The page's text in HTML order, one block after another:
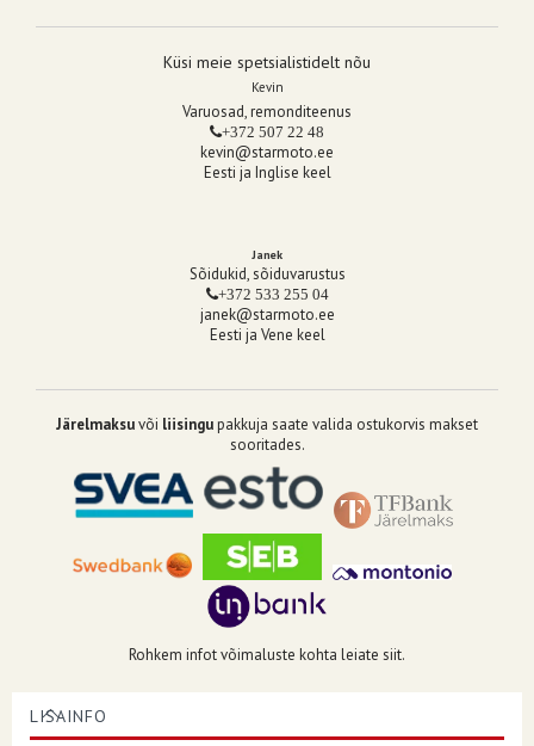
Küsi meie spetsialistidelt nõu
Kevin
Varuosad, remonditeenus
+372 507 22 48
kevin@starmoto.ee
Eesti ja Inglise keel
Janek
Sõidukid, sõiduvarustus
+372 533 255 04
janek@starmoto.ee
Eesti ja Vene keel
Järelmaksuvõi liisingupakkuja saate valida ostukorvis makset
sooritades.
Rohkem infot võimaluste kohta leiate siit.
LISAINFO